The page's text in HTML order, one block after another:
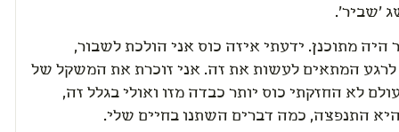
'שביר'.
היה מתוכנן. ידעתי איזה כוס אני הולכת לשבור,
לרגע המתאים לעשות את זה. אני זוכרת את המשקל של
לא החזקתי כוס יותר כבדה מזו ואולי בגלל זה,
התנפצה, כמה דברים השתנו בחיים שלי.